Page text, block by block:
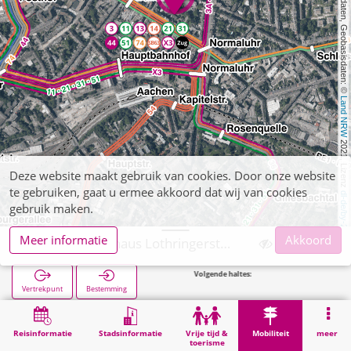
, Kartendaten, Geobasisdaten: ©
Land NRW
2021, Lizenz
dl-de/by-2-0
Reisinformatie Stadsinformatie
Vrije tijd &
toerisme
Mobiliteit meer
Vertrekpunt Bestemming
Volgende haltes:
Mobiliteit Parkeergarages (overige) Aachen, Parkhaus Lothringerstraße
Deze website maakt gebruik van cookies. Door onze website
te gebruiken, gaat u ermee akkoord dat wij van cookies
gebruik maken.
Meer informatie
Akkoord